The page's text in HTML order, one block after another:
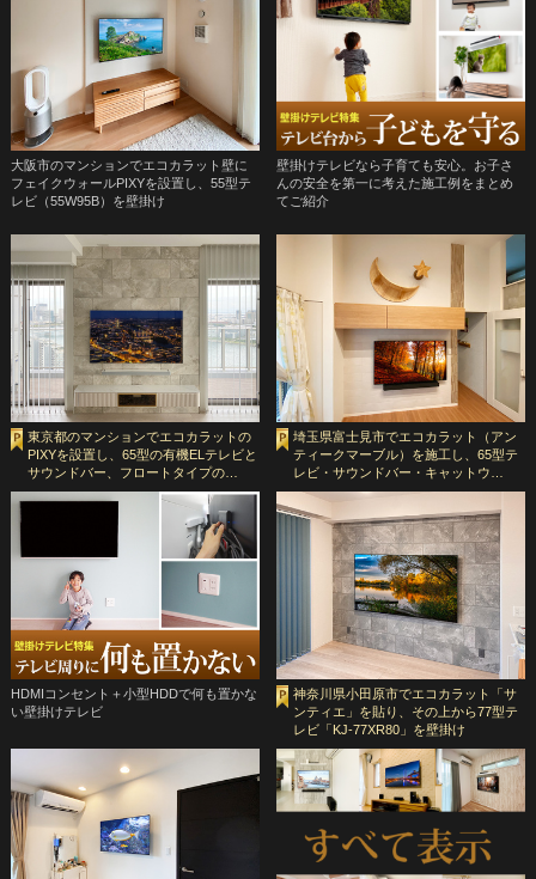
大阪市のマンションでエコカラット壁に
フェイクウォールPIXYを設置し、55型テ
レビ（55W95B）を壁掛け
壁掛けテレビなら子育ても安心。お子さ
んの安全を第一に考えた施工例をまとめ
てご紹介
東京都のマンションでエコカラットの
PIXYを設置し、65型の有機ELテレビと
サウンドバー、フロートタイプの…
埼玉県富士見市でエコカラット（アン
ティークマーブル）を施工し、65型テ
レビ・サウンドバー・キャットウ…
HDMIコンセント＋小型HDDで何も置かな
い壁掛けテレビ
神奈川県小田原市でエコカラット「サ
ンティエ」を貼り、その上から77型テ
レビ「KJ-77XR80」を壁掛け